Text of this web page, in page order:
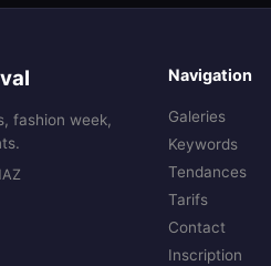
fashion week,
Navigation
Galeries
Keywords
Tendances
Tarifs
Contact
Inscription